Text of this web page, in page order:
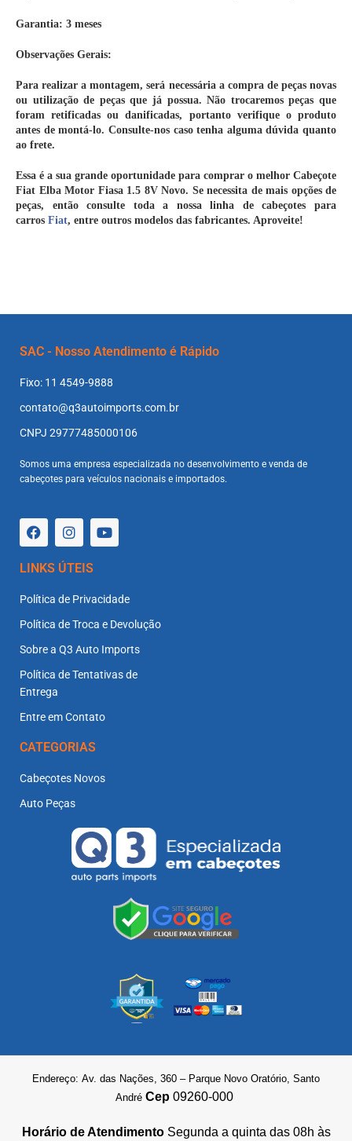
Garantia: 3 meses
Observações Gerais:
Para realizar a montagem, será necessária a compra de peças novas
ou utilização de peças que já possua.Não trocaremos peças que
foram retificadas ou danificadas, portanto verifique o produto
antes de montá-lo. Consulte-nos caso tenha alguma dúvida quanto
ao frete.
Essa é a sua grande oportunidade para comprar o melhorCabeçote
Fiat Elba Motor Fiasa 1.5 8VNovo. Se necessita de mais opções de
peças, então consulte toda a nossa linha de cabeçotes para
carrosFiat, entre outros modelos das fabricantes. Aproveite!
LINKS ÚTEIS
Política de Privacidade
Política de Troca e Devolução
Sobre a Q3 Auto Imports
Política de Tentativas de
Entrega
Entre em Contato
CATEGORIAS
Cabeçotes Novos
Auto Peças
SAC - Nosso Atendimento é Rápido
Fixo: 11 4549-9888
contato@q3autoimports.com.br
CNPJ 29777485000106
Somos uma empresa especializada no desenvolvimento e venda de
cabeçotes para veículos nacionais e importados.
Endereço: Av. das Nações, 360 – Parque Novo Oratório, Santo
André Cep 09260-000
Horário de Atendimento Segunda a quinta das 08h às